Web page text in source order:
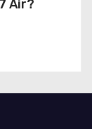
Air?